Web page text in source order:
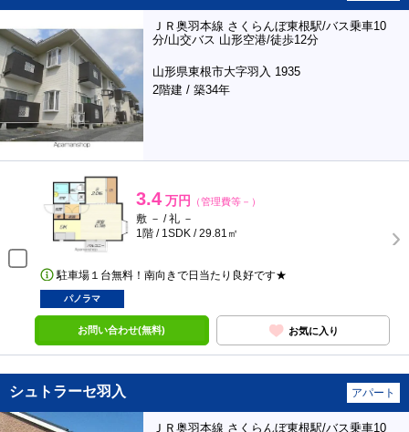
ＪＲ奥羽本線 さくらんぼ東根駅/バス乗車10
分/山交バス 山形空港/徒歩12分
山形県東根市大字羽入 1935
2階建 / 築34年
3.4 万円 （管理費等－）
敷 － / 礼 －
1階 / 1SDK / 29.81㎡
駐車場１台無料！南向きで日当たり良好です★
パノラマ
お問い合わせ(無料) お気に入り
シュトラーセ羽入 アパート
ＪＲ奥羽本線 さくらんぼ東根駅/バス乗車10